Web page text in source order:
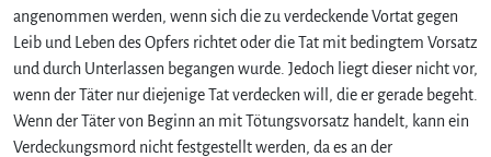
angenommen werden, wenn sich die zu verdeckende Vortat gegen
Leib und Leben des Opfers richtet oder die Tat mit bedingtem Vorsatz
und durch Unterlassen begangen wurde. Jedoch liegt dieser nicht vor,
wenn der Täter nur diejenige Tat verdecken will, die er gerade begeht.
Wenn der Täter von Beginn an mit Tötungsvorsatz handelt, kann ein
Verdeckungsmord nicht festgestellt werden, da es an der